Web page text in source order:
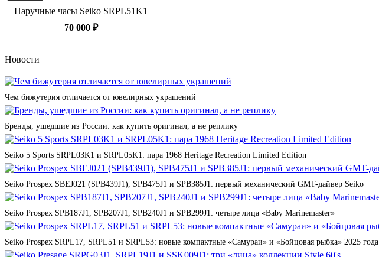
Наручные часы Seiko SRPL51K1
70 000 ₽
Новости
Чем бижутерия отличается от ювелирных украшений
Бренды, ушедшие из России: как купить оригинал, а не реплику
Seiko 5 Sports SRPL03K1 и SRPL05K1: пара 1968 Heritage Recreation Limited Edition
Seiko Prospex SBEJ021 (SPB439J1), SPB475J1 и SPB385J1: первый механический GMT-дайвер Seiko
Seiko Prospex SPB187J1, SPB207J1, SPB240J1 и SPB299J1: четыре лица «Baby Marinemaster»
Seiko Prospex SRPL17, SRPL51 и SRPL53: новые компактные «Самураи» и «Бойцовая рыбка» 2025 года